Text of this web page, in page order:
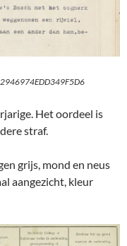
Het oordeel is
straf.
grijs, mond en neus
aangezicht, kleur